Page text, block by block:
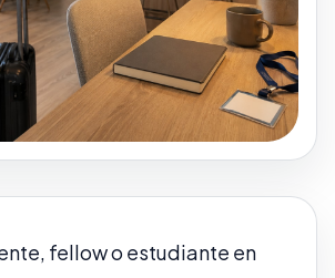
fellow o estudiante en